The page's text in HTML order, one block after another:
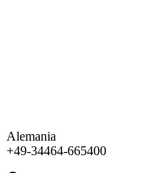
Alemania
+49-34464-665400